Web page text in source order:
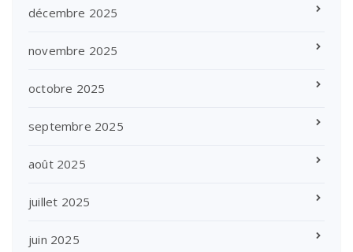
décembre 2025
novembre 2025
octobre 2025
septembre 2025
août 2025
juillet 2025
juin 2025